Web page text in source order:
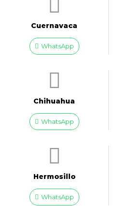
Cuernavaca
WhatsApp
Chihuahua
WhatsApp
Hermosillo
WhatsApp